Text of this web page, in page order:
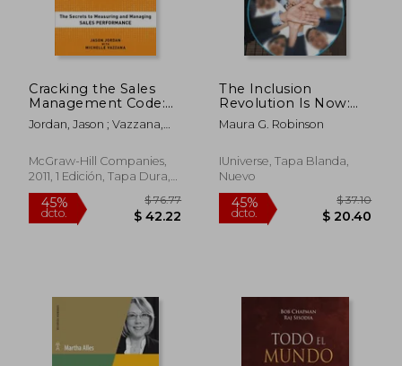
Cracking the Sales
Management Code:
The Secrets to
Measuring and
Performance (en
Inglés)
Jordan, Jason ; Vazzana,
McGraw-Hill Companies,
2011, 1 Edición, Tapa Dura,
Nuevo
The Inclusion
Revolution Is Now:
An Innovative
Framework for
Inclusion in the
Workplace
Maura G. Robinson
IUniverse, Tapa Blanda,
Nuevo